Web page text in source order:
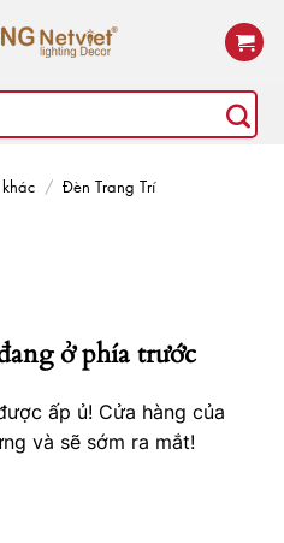
/ Đèn Trang Trí
ở phía trước
ấp ủ! Cửa hàng của
và sẽ sớm ra mắt!